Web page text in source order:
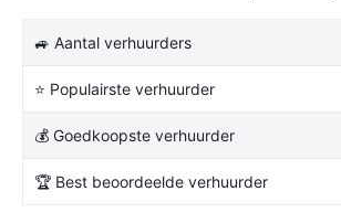
🚙 Aantal verhuurders
⭐ Populairste verhuurder
💰 Goedkoopste verhuurder
🏆 Best beoordeelde verhuurder